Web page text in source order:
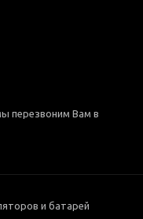
перезвоним Вам в
и батарей